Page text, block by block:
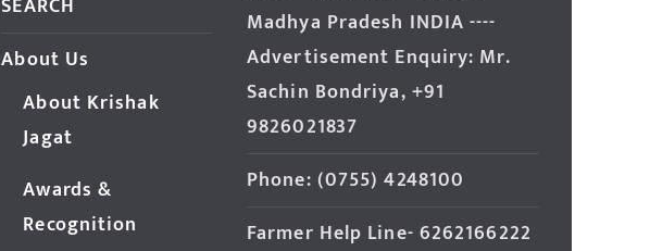
SEARCH
About Us
About Krishak
Jagat
Awards &
Recognition
Madhya Pradesh INDIA ----
Advertisement Enquiry: Mr.
Sachin Bondriya, +91
9826021837
Phone: (0755) 4248100
Farmer Help Line- 6262166222